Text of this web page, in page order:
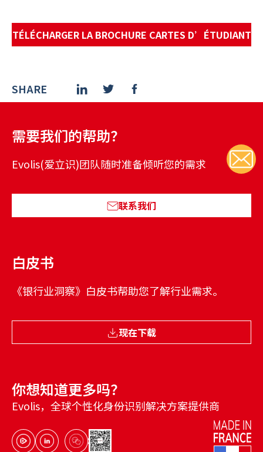
TÉLÉCHARGER LA BROCHURE CARTES D’ÉTUDIANT
SHARE
需要我们的帮助？
Evolis(爱立识)团队随时准备倾听您的需求
联系我们
白皮书
《银行业洞察》白皮书帮助您了解行业需求。
现在下载
你想知道更多吗？
Evolis，全球个性化身份识别解决方案提供商